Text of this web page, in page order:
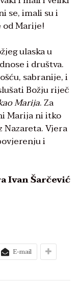
se, imali su i
Marije!
ulaska u
i društva.
sabranije, i
Božju riječ
Marija. Za
Marija ni itko
Nazareta. Vjera
i
Ivan Šarčević
E-mail